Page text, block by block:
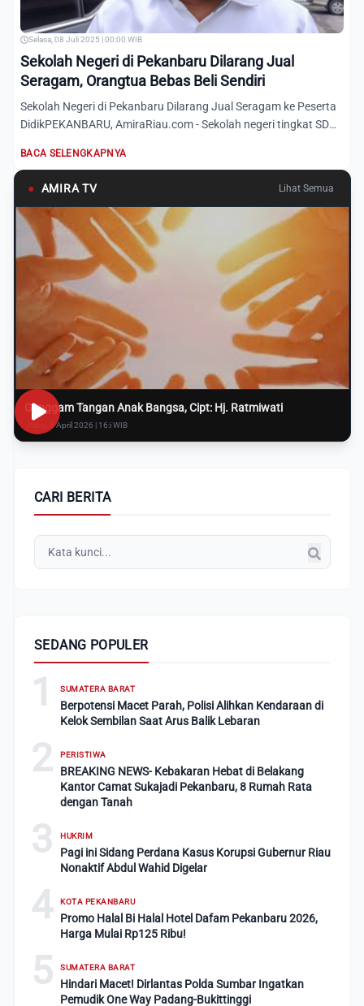
Selasa, 08 Juli 2025 | 00:00 WIB
Sekolah Negeri di Pekanbaru Dilarang Jual
Seragam, Orangtua Bebas Beli Sendiri
Sekolah Negeri di Pekanbaru Dilarang Jual Seragam ke Peserta
DidikPEKANBARU, AmiraRiau.com - Sekolah negeri tingkat SD
BACA SELENGKAPNYA
● AMIRA TV Lihat Semua
Genggam Tangan Anak Bangsa, Cipt: Hj. Ratmiwati
Rabu, 8 April 2026 | 16:i WIB
CARI BERITA
SEDANG POPULER
1 SUMATERA BARAT
Berpotensi Macet Parah, Polisi Alihkan Kendaraan di
Kelok Sembilan Saat Arus Balik Lebaran
2 PERISTIWA
BREAKING NEWS- Kebakaran Hebat di Belakang
Kantor Camat Sukajadi Pekanbaru, 8 Rumah Rata
dengan Tanah
3 HUKRIM
Pagi ini Sidang Perdana Kasus Korupsi Gubernur Riau
Nonaktif Abdul Wahid Digelar
4 KOTA PEKANBARU
Promo Halal Bi Halal Hotel Dafam Pekanbaru 2026,
Harga Mulai Rp125 Ribu!
5 SUMATERA BARAT
Hindari Macet! Dirlantas Polda Sumbar Ingatkan
Pemudik One Way Padang-Bukittinggi